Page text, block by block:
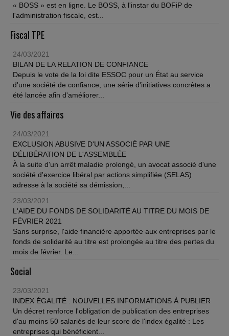
« BOSS » est en ligne. Le BOSS, à l'instar du BOFiP de
l'administration fiscale, est...
Fiscal TPE
24/03/2021
BILAN DE LA RELATION DE CONFIANCE
Depuis le vote de la loi dite ESSOC pour un État au service
d'une société de confiance, une série d'initiatives concrètes a
été lancée afin d'améliorer...
Vie des affaires
24/03/2021
EXCLUSION ABUSIVE D'UN ASSOCIÉ PAR UNE
DÉLIBÉRATION DE L'ASSEMBLÉE
À la suite d'un arrêt maladie prolongé, un avocat associé d'une
société d'exercice libéral par actions simplifiée (SELAS)
adresse à la société sa démission,...
23/03/2021
L'AIDE DU FONDS DE SOLIDARITÉ AU TITRE DU MOIS DE
FÉVRIER 2021
Sans surprise, l'aide financière apportée aux entreprises par le
fonds de solidarité au titre est prolongée au titre des pertes du
mois de février. Le...
Social
23/03/2021
INDEX ÉGALITÉ : NOUVELLES INFORMATIONS À PUBLIER
Un décret renforce l'obligation de publication des entreprises
d'au moins 50 salariés de leur score de l'index égalité : Les
entreprises qui bénéficient...